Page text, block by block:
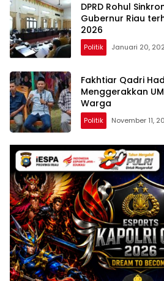
DPRD Rohul
Gubernur Riau
2026
Politik Januari 20,
Fakhtiar Qadri
Menggerakkan
Warga
Politik November 11,